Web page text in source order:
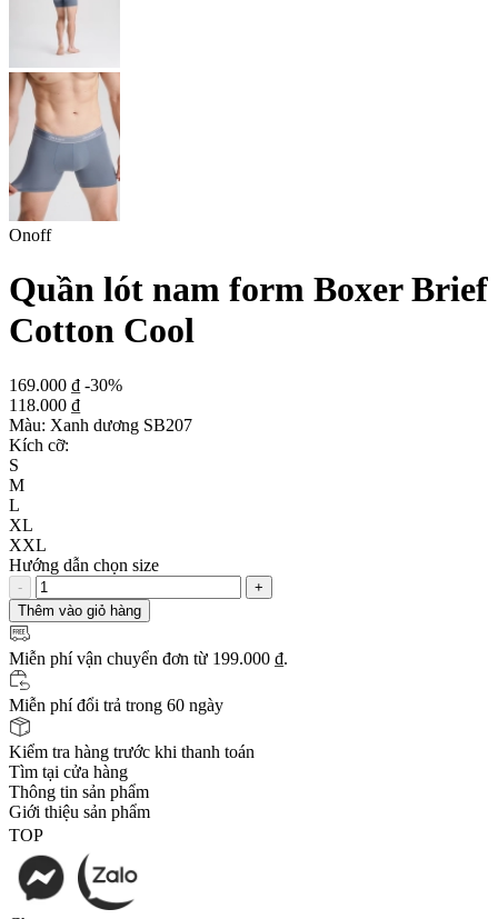
Onoff
Quần lót nam form Boxer Brief
Cotton Cool
169.000 ₫ -30%
118.000 ₫
Màu: Xanh dương SB207
Kích cỡ:
S
M
L
XL
XXL
Hướng dẫn chọn size
-
+
Thêm vào giỏ hàng
Miễn phí vận chuyển đơn từ 199.000 ₫.
Miễn phí đổi trả trong 60 ngày
Kiểm tra hàng trước khi thanh toán
Tìm tại cửa hàng
Thông tin sản phẩm
Giới thiệu sản phẩm
TOP